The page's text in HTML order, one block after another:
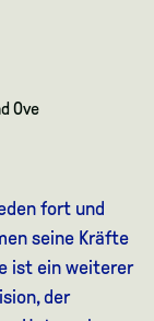
fort und
seine Kräfte
ist ein weiterer
der
Ove